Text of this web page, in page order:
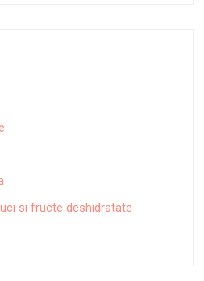
si fructe deshidratate